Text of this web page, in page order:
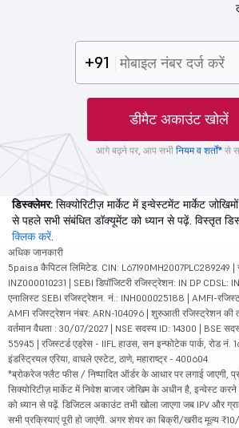
+91
डीमैट अकाउंट खोलें
आगे बढ़ने पर, आप सभी नियम व शर्तों* से
डिस्क्लेमर: सिक्योरिटीज़ मार्केट में इन्वेस्टमेंट मार्केट
से पहले सभी संबंधित डॉक्यूमेंट को ध्यान से पढ़ें. विस्तृत
क्लिक करें.
अधिक जानकारी
5paisa कैपिटल लिमिटेड. CIN: L67190MH2007PLC289249 |
INZ000010231 | SEBI डिपॉजिटरी रजिस्ट्रेशन: IN DP CDSL:
एनालिस्ट SEBI रजिस्ट्रेशन. नं.: INH000025188 | AMFI-
AMFI रजिस्ट्रेशन नंबर: ARN-104096 | शुरुआती रजिस्ट्रेशन की
वर्तमान वैधता : 30/07/2027 | NSE सदस्य ID: 14300 | BSE
55945 | रजिस्टर्ड एड्रेस - IIFL हाउस, सन इन्फोटेक पार्क, रोड नं.
इंडस्ट्रियल एरिया, वाघले एस्टेट, ठाणे, महाराष्ट्र - 400604
*ब्रोकरेज फ्लैट फीस / निष्पादित ऑर्डर के आधार पर लगाई जाएगी,
सिक्योरिटीज़ मार्केट में निवेश बाजार जोखिम के अधीन है, इन्वेस्ट
को ध्यान से पढ़ें. डिजिटल अकाउंट तभी खोला जाएगा जब IPV और
सभी प्रक्रियाएं पूरी हो जाएंगी. अगर शेयर का बिक्री/खरीद मूल्य